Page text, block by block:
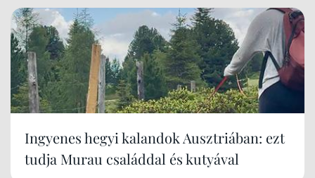
Ingyenes hegyi kalandok Ausztriában: ezt
tudja Murau családdal és kutyával